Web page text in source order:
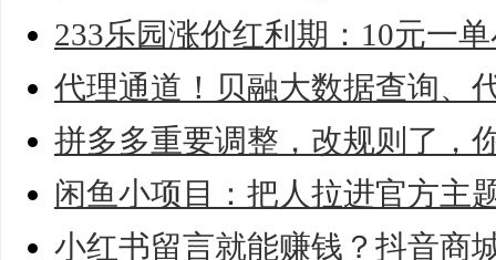
233乐园涨价红利期：10元一
代理通道！贝融大数据查询、
拼多多重要调整，改规则了，
闲鱼小项目：把人拉进官方主
小红书留言就能赚钱？抖音商